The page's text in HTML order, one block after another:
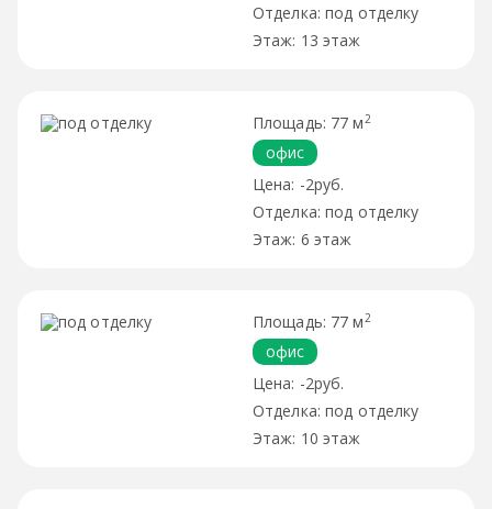
под отделку
13 этаж
77 м 2
офис
-2руб.
под отделку
6 этаж
77 м 2
офис
-2руб.
под отделку
10 этаж